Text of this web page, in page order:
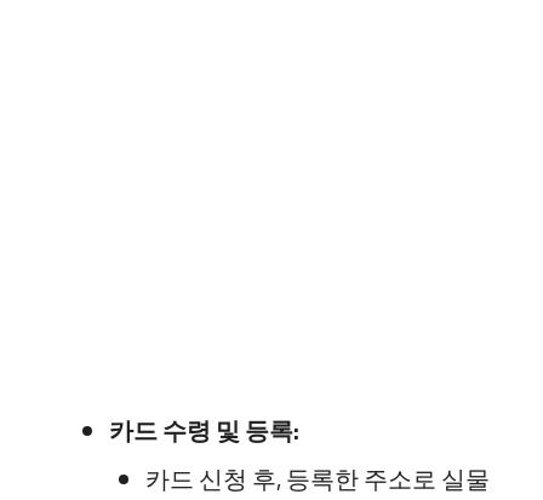
카드 수령 및 등록:
카드 신청 후, 등록한 주소로 실물